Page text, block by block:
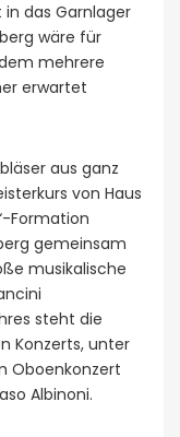
das Garnlager
wäre für
mehrere
erwartet
aus ganz
von Haus
Formation
gemeinsam
musikalische
steht die
Konzerts, unter
Oboenkonzert
Albinoni.